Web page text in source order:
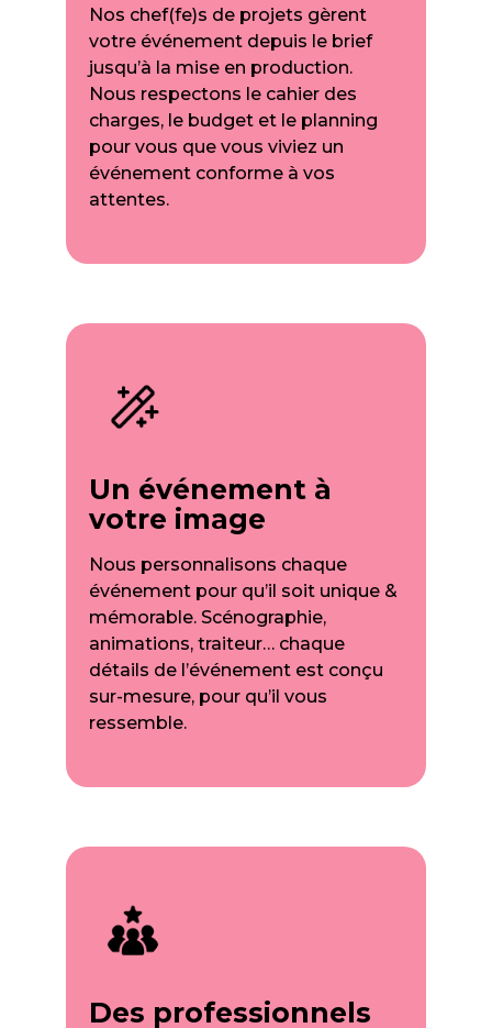
Nos chef(fe)s de projets gèrent
votre événement depuis le brief
jusqu’à la mise en production.
Nous respectons le cahier des
charges, le budget et le planning
pour vous que vous viviez un
événement conforme à vos
attentes.
Un événement à
votre image
Nous personnalisons chaque
événement pour qu’il soit unique &
mémorable. Scénographie,
animations, traiteur… chaque
détails de l’événement est conçu
sur-mesure, pour qu’il vous
ressemble.
Des professionnels